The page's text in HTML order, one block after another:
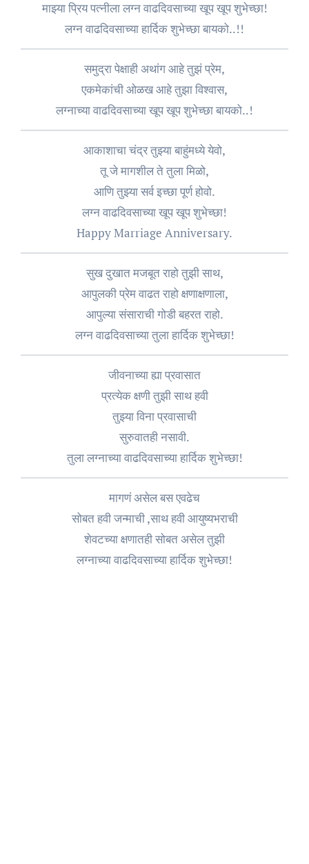
माझ्या प्रिय पत्नीला लग्न वाढदिवसाच्या खूप खूप शुभेच्छा!
लग्न वाढदिवसाच्या हार्दिक शुभेच्छा बायको..!!
समुद्रा पेक्षाही अथांग आहे तुझं प्रेम,
एकमेकांची ओळख आहे तुझा विश्वास,
लग्नाच्या वाढदिवसाच्या खूप खूप शुभेच्छा बायको..!
आकाशाचा चंद्र तुझ्या बाहुंमध्ये येवो,
तू जे मागशील ते तुला मिळो,
आणि तुझ्या सर्व इच्छा पूर्ण होवो.
लग्न वाढदिवसाच्या खूप खूप शुभेच्छा!
Happy Marriage Anniversary.
सुख दुखात मजबूत राहो तुझी साथ,
आपुलकी प्रेम वाढत राहो क्षणाक्षणाला,
आपुल्या संसाराची गोडी बहरत राहो.
लग्न वाढदिवसाच्या तुला हार्दिक शुभेच्छा!
जीवनाच्या ह्या प्रवासात
प्रत्येक क्षणी तुझी साथ हवी
तुझ्या विना प्रवासाची
सुरुवातही नसावी.
तुला लग्नाच्या वाढदिवसाच्या हार्दिक शुभेच्छा!
मागणं असेल बस एवढेच
सोबत हवी जन्माची ,साथ हवी आयुष्यभराची
शेवटच्या क्षणातही सोबत असेल तुझी
लग्नाच्या वाढदिवसाच्या हार्दिक शुभेच्छा!